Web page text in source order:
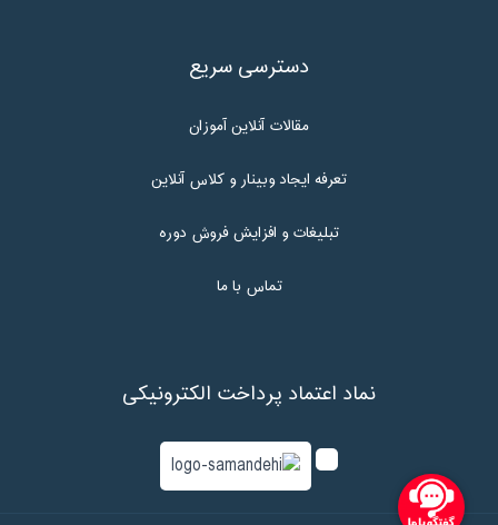
دسترسی سریع
مقالات آنلاین آموزان
تعرفه ایجاد وبینار و کلاس آنلاین
تبلیغات و افزایش فروش دوره
تماس با ما
نماد اعتماد پرداخت الکترونیکی